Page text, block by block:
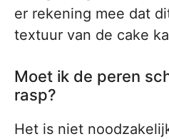
er rekening mee dat
textuur van de cake
Moet ik de peren
rasp?
Het is niet